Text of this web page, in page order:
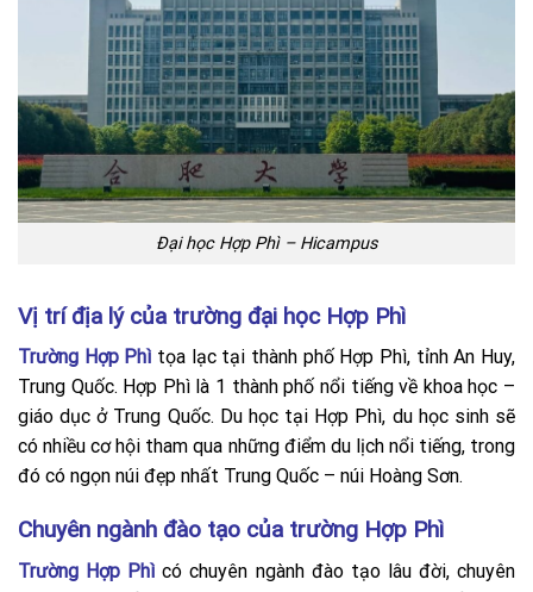
Đại học Hợp Phì – Hicampus
Vị trí địa lý của trường đại học Hợp Phì
Trường Hợp Phì tọa lạc tại thành phố Hợp Phì, tỉnh An Huy,
Trung Quốc. Hợp Phì là 1 thành phố nổi tiếng về khoa học –
giáo dục ở Trung Quốc. Du học tại Hợp Phì, du học sinh sẽ
có nhiều cơ hội tham qua những điểm du lịch nổi tiếng, trong
đó có ngọn núi đẹp nhất Trung Quốc – núi Hoàng Sơn.
Chuyên ngành đào tạo của trường Hợp Phì
Trường Hợp Phì có chuyên ngành đào tạo lâu đời, chuyên